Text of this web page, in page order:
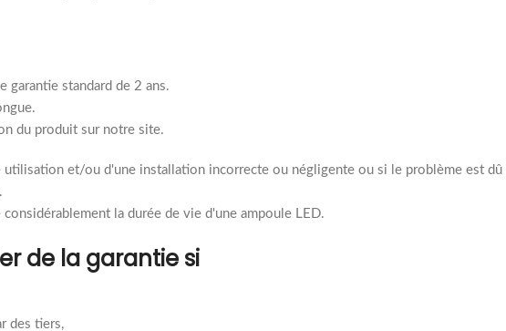
garantie standard de 2 ans.
du produit sur notre site.
et/ou d'une installation incorrecte ou négligente ou si le problème est dû
la durée de vie d'une ampoule LED.
de la garantie si
des tiers,